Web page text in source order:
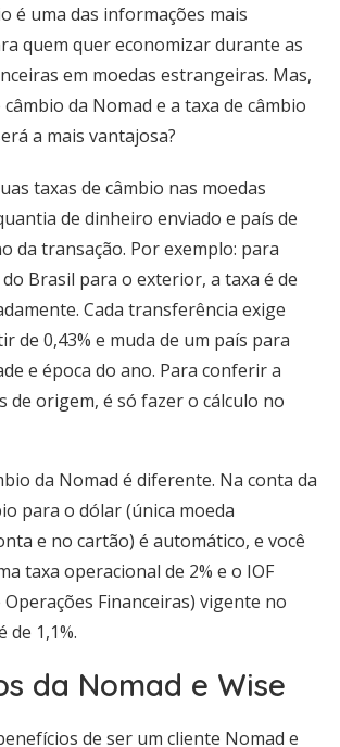
é uma das informações mais
quem quer economizar durante as
em moedas estrangeiras. Mas,
da Nomad e a taxa de câmbio
a mais vantajosa?
taxas de câmbio nas moedas
de dinheiro enviado e país de
da transação. Por exemplo: para
Brasil para o exterior, a taxa é de
Cada transferência exige
de 0,43% e muda de um país para
e época do ano. Para conferir a
de origem, é só fazer o cálculo no
da Nomad é diferente. Na conta da
para o dólar (única moeda
e no cartão) é automático, e você
taxa operacional de 2% e o IOF
Financeiras) vigente no
de 1,1%.
da Nomad e Wise
de ser um cliente Nomad e